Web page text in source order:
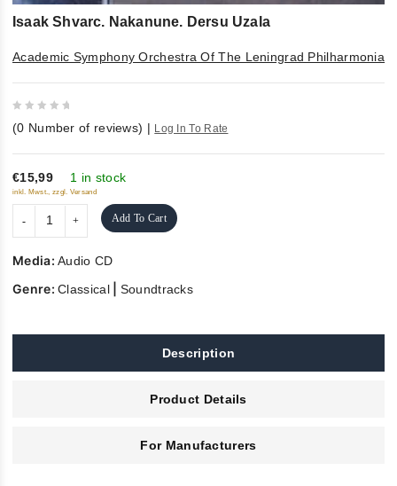
Isaak Shvarc. Nakanune. Dersu Uzala
Academic Symphony Orchestra Of The Leningrad Philharmonia
out
of
5
(0 Number of reviews) | Log In To Rate
€15,99 1 in stock
inkl. Mwst., zzgl. Versand
Add To Cart
Media:Audio CD
Genre:Classical| Soundtracks
Description
Product Details
For Manufacturers